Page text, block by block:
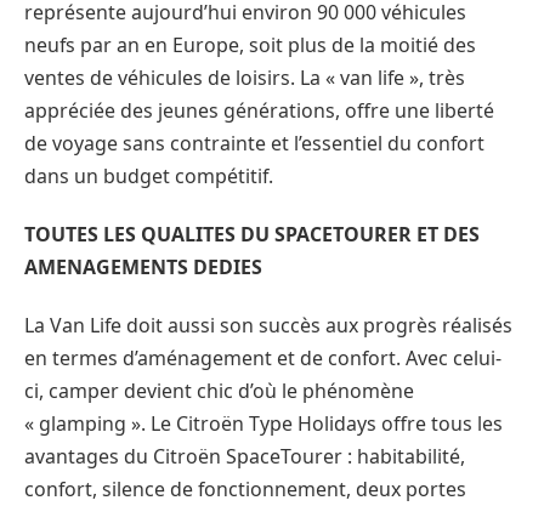
représente aujourd’hui environ 90 000 véhicules
neufs par an en Europe, soit plus de la moitié des
ventes de véhicules de loisirs. La « van life », très
appréciée des jeunes générations, offre une liberté
de voyage sans contrainte et l’essentiel du confort
dans un budget compétitif.
TOUTES LES QUALITES DU SPACETOURER ET DES
AMENAGEMENTS DEDIES
La Van Life doit aussi son succès aux progrès réalisés
en termes d’aménagement et de confort. Avec celui-
ci, camper devient chic d’où le phénomène
« glamping ». Le Citroën Type Holidays offre tous les
avantages du Citroën SpaceTourer : habitabilité,
confort, silence de fonctionnement, deux portes